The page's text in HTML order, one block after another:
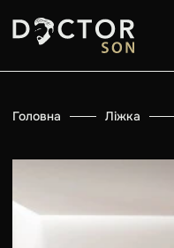
Головна Ліжка